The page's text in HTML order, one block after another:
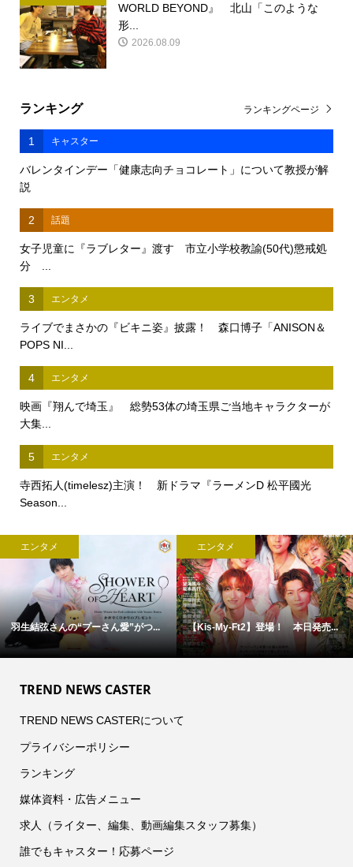
WORLD BEYOND』 北山「このような
形...
2026.08.09
ランキング
1 キャスター
バレンタインデー「健康志向チョコレート」について教授が解
説
2 話題
女子児童に『ラブレター』渡す 市立小学校教諭(50代)懲戒処
分 ...
3 エンタメ
ライブでまさかの『ビキニ姿』披露！ 森口博子「ANISON＆
POPS NI...
4 エンタメ
映画『翔んで埼玉』 総勢53体の埼玉県ご当地キャラクターが
大集...
5 エンタメ
寺西拓人(timelesz)主演！ 新ドラマ『ラーメンD 松平國光
Season...
ランキングページ
エンタメ
羽生結弦さんの“プーさん愛”がつ...
エンタメ
【Kis-My-Ft2】登場！ 本日発売...
TREND NEWS CASTER
TREND NEWS CASTERについて
プライバシーポリシー
ランキング
媒体資料・広告メニュー
求人（ライター、編集、動画編集スタッフ募集）
誰でもキャスター！応募ページ